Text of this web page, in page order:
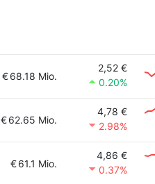
€68.18 Mio.
2,52 €
0.20%
€62.65 Mio.
4,78 €
2.98%
€61.1 Mio.
4,86 €
0.37%